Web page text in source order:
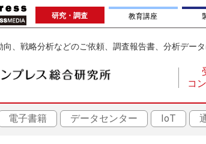
研究・調査 教育講座
向、戦略分析などのご依頼、調査報告書、分析デー
メ
イ
コ
電子書籍 データセンター IoT